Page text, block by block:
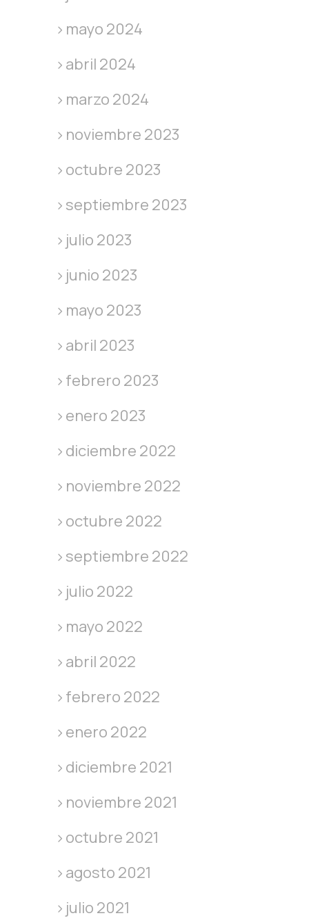
mayo 2024
abril 2024
marzo 2024
noviembre 2023
octubre 2023
septiembre 2023
julio 2023
junio 2023
mayo 2023
abril 2023
febrero 2023
enero 2023
diciembre 2022
noviembre 2022
octubre 2022
septiembre 2022
julio 2022
mayo 2022
abril 2022
febrero 2022
enero 2022
diciembre 2021
noviembre 2021
octubre 2021
agosto 2021
julio 2021